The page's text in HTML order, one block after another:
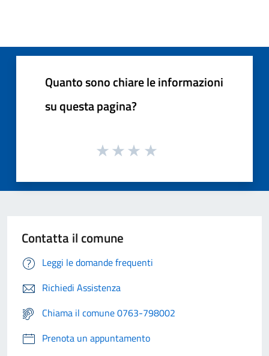
Quanto sono chiare le informazioni
su questa pagina?
Contatta il comune
Leggi le domande frequenti
Richiedi Assistenza
Chiama il comune 0763-798002
Prenota un appuntamento